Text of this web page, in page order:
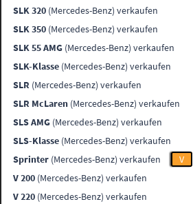
SLK 320 (Mercedes-Benz) verkaufen
SLK 350 (Mercedes-Benz) verkaufen
SLK 55 AMG (Mercedes-Benz) verkaufen
SLK-Klasse (Mercedes-Benz) verkaufen
SLR (Mercedes-Benz) verkaufen
SLR McLaren (Mercedes-Benz) verkaufen
SLS AMG (Mercedes-Benz) verkaufen
SLS-Klasse (Mercedes-Benz) verkaufen
Sprinter (Mercedes-Benz) verkaufen
V
V 200 (Mercedes-Benz) verkaufen
V 220 (Mercedes-Benz) verkaufen